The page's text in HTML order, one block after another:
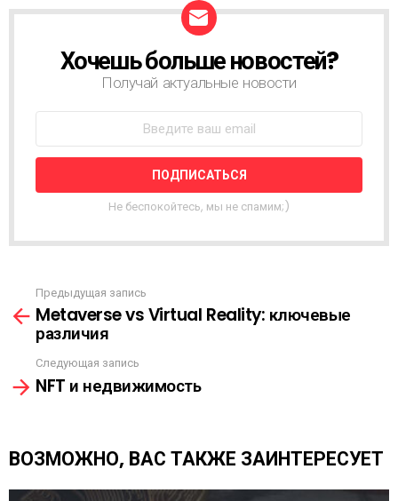
О
Т
Н
Я
А
С
Ы
Л
К
А
Хочешь больше новостей?
Получай актуальные новости
Не беспокойтесь, мы не спамим;)
м
е
е
щ
е
Предыдущая запись
Metaverse vs Virtual Reality: ключевые
различия
Следующая запись
NFT и недвижимость
ВОЗМОЖНО, ВАС ТАКЖЕ ЗАИНТЕРЕСУЕТ